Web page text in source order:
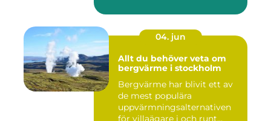
04. jun
Allt du behöver veta om
bergvärme i stockholm
Bergvärme har blivit ett av
de mest populära
uppvärmningsalternativen
för villaägare i och runt